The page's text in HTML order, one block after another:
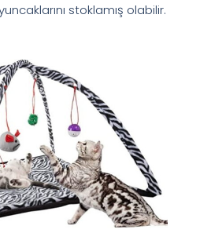
stoklamış olabilir.